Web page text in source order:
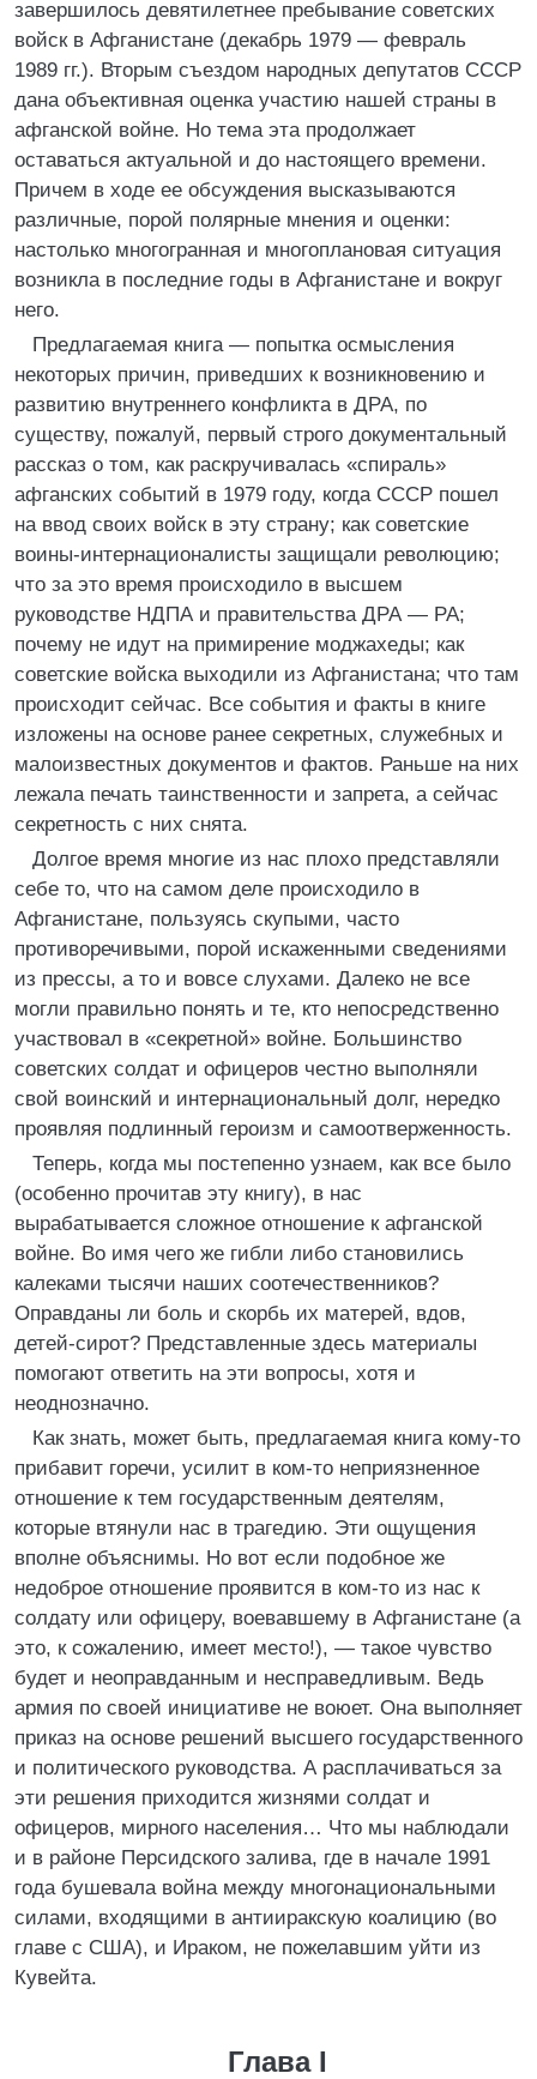
завершилось девятилетнее пребывание советских
войск в Афганистане (декабрь 1979 — февраль
1989 гг.). Вторым съездом народных депутатов СССР
дана объективная оценка участию нашей страны в
афганской войне. Но тема эта продолжает
оставаться актуальной и до настоящего времени.
Причем в ходе ее обсуждения высказываются
различные, порой полярные мнения и оценки:
настолько многогранная и многоплановая ситуация
возникла в последние годы в Афганистане и вокруг
него.
Предлагаемая книга — попытка осмысления
некоторых причин, приведших к возникновению и
развитию внутреннего конфликта в ДРА, по
существу, пожалуй, первый строго документальный
рассказ о том, как раскручивалась «спираль»
афганских событий в 1979 году, когда СССР пошел
на ввод своих войск в эту страну; как советские
воины-интернационалисты защищали революцию;
что за это время происходило в высшем
руководстве НДПА и правительства ДРА — РА;
почему не идут на примирение моджахеды; как
советские войска выходили из Афганистана; что там
происходит сейчас. Все события и факты в книге
изложены на основе ранее секретных, служебных и
малоизвестных документов и фактов. Раньше на них
лежала печать таинственности и запрета, а сейчас
секретность с них снята.
Долгое время многие из нас плохо представляли
себе то, что на самом деле происходило в
Афганистане, пользуясь скупыми, часто
противоречивыми, порой искаженными сведениями
из прессы, а то и вовсе слухами. Далеко не все
могли правильно понять и те, кто непосредственно
участвовал в «секретной» войне. Большинство
советских солдат и офицеров честно выполняли
свой воинский и интернациональный долг, нередко
проявляя подлинный героизм и самоотверженность.
Теперь, когда мы постепенно узнаем, как все было
(особенно прочитав эту книгу), в нас
вырабатывается сложное отношение к афганской
войне. Во имя чего же гибли либо становились
калеками тысячи наших соотечественников?
Оправданы ли боль и скорбь их матерей, вдов,
детей-сирот? Представленные здесь материалы
помогают ответить на эти вопросы, хотя и
неоднозначно.
Как знать, может быть, предлагаемая книга кому-то
прибавит горечи, усилит в ком-то неприязненное
отношение к тем государственным деятелям,
которые втянули нас в трагедию. Эти ощущения
вполне объяснимы. Но вот если подобное же
недоброе отношение проявится в ком-то из нас к
солдату или офицеру, воевавшему в Афганистане (а
это, к сожалению, имеет место!), — такое чувство
будет и неоправданным и несправедливым. Ведь
армия по своей инициативе не воюет. Она выполняет
приказ на основе решений высшего государственного
и политического руководства. А расплачиваться за
эти решения приходится жизнями солдат и
офицеров, мирного населения… Что мы наблюдали
и в районе Персидского залива, где в начале 1991
года бушевала война между многонациональными
силами, входящими в антииракскую коалицию (во
главе с США), и Ираком, не пожелавшим уйти из
Кувейта.
Глава I